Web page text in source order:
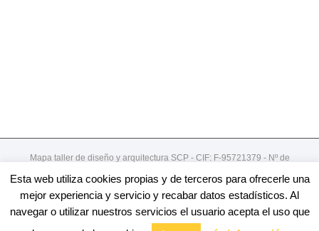
Mapa taller de diseño y arquitectura SCP - CIF: F-95721379 - Nº de
Gordoniz 44, 5º - dto 7- 48002 - Bilbao / 94 4078913
FacebookTwitterLinkedinYoutube
Esta web utiliza cookies propias y de terceros para ofrecerle una
mejor experiencia y servicio y recabar datos estadísticos. Al
navegar o utilizar nuestros servicios el usuario acepta el uso que